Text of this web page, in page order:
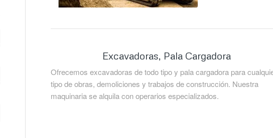
Excavadoras, Pala Cargadora
Ofrecemos excavadoras de todo tipo y pala cargadora para
tipo de obras, demoliciones y trabajos de construcción. Nuestra
maquinaria se alquila con operarios especializados.